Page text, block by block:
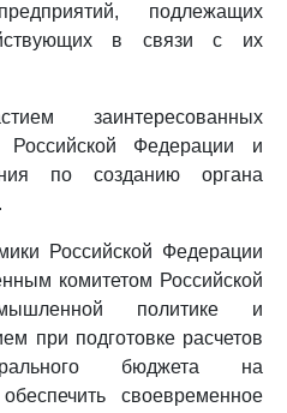
подлежащих
в связи с их
заинтересованных
Российской Федерации и
по созданию органа
Российской Федерации
комитетом Российской
политике и
при подготовке расчетов
бюджета на
своевременное